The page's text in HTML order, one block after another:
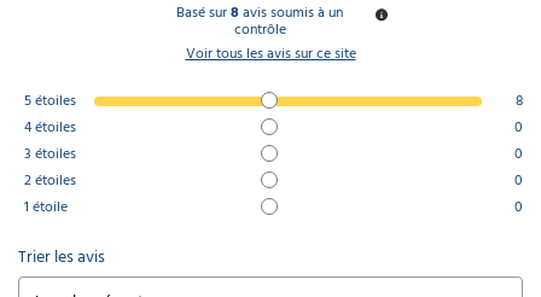
Basé sur8 avis soumis à un
contrôle
Voir tous les avis sur ce site
5étoiles
8
4étoiles
0
3 étoiles
0
2étoiles
0
1 étoile 0
Trier les avis